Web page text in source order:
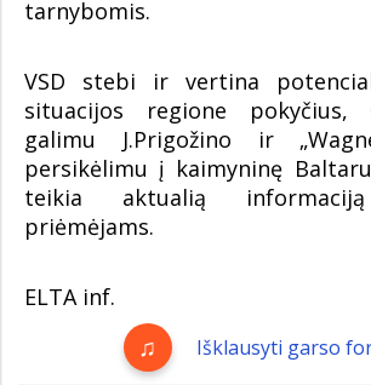
tarnybomis.
VSD stebi ir vertina
situacijos regione pokyčius,
galimu J.Prigožino ir
persikėlimu į kaimyninę
teikia aktualią
priėmėjams.
ELTA inf.
Išklausyti garso